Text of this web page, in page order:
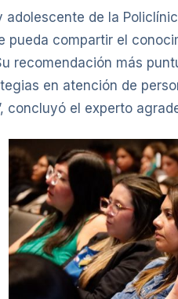
de la
pueda compartir el
más
en atención de
el experto